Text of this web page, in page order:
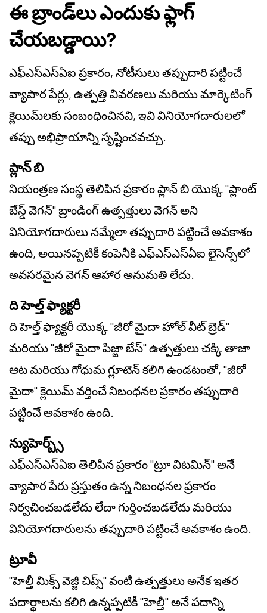
ఈ బ్రాండ్‌లు ఎందుకు ఫ్లాగ్
చేయబడ్డాయి?
ఎఫ్‌ఎస్‌ఎస్‌ఏఐ ప్రకారం, నోటీసులు తప్పుదారి పట్టించే
వ్యాపార పేర్లు, ఉత్పత్తి వివరణలు మరియు మార్కెటింగ్
క్లెయిమ్‌లకు సంబంధించినవి, ఇవి వినియోగదారులలో
తప్పు అభిప్రాయాన్ని సృష్టించవచ్చు.
ప్లాన్ బి
నియంత్రణ సంస్థ తెలిపిన ప్రకారం ప్లాన్ బి యొక్క "ప్లాంట్
బేస్డ్ వెగన్" బ్రాండింగ్ ఉత్పత్తులు వెగన్ అని
వినియోగదారులు నమ్మేలా తప్పుదారి పట్టించే అవకాశం
ఉంది, అయినప్పటికీ కంపెనీకి ఎఫ్‌ఎస్‌ఎస్‌ఏఐ లైసెన్స్‌లో
అవసరమైన వెగన్ ఆహార అనుమతి లేదు.
ది హెల్త్ ఫ్యాక్టరీ
ది హెల్త్ ఫ్యాక్టరీ యొక్క "జీరో మైదా హోల్ వీట్ బ్రెడ్"
మరియు "జీరో మైదా పిజ్జా బేస్" ఉత్పత్తులు చక్కి తాజా
ఆట మరియు గోధుమ గ్లూటెన్ కలిగి ఉండటంతో, "జీరో
మైదా" క్లెయిమ్ వర్తించే నిబంధనల ప్రకారం తప్పుదారి
పట్టించే అవకాశం ఉంది.
న్యుహెర్బ్స్
ఎఫ్‌ఎస్‌ఎస్‌ఏఐ తెలిపిన ప్రకారం "ట్రూ విటమిన్" అనే
వ్యాపార పేరు ప్రస్తుతం ఉన్న నిబంధనల ప్రకారం
నిర్వచించబడలేదు లేదా గుర్తించబడలేదు మరియు
వినియోగదారులను తప్పుదారి పట్టించే అవకాశం ఉంది.
ట్రూవీ
"హెల్తీ మిక్స్ వెజ్జీ చిప్స్" వంటి ఉత్పత్తులు అనేక ఇతర
పదార్థాలను కలిగి ఉన్నప్పటికీ "హెల్తీ" అనే పదాన్ని